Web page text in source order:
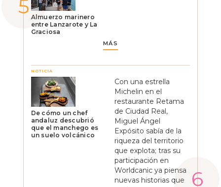
Almuerzo marinero
entre Lanzarote y La
Graciosa
MÁS
NOTICIA
De cómo un chef
andaluz descubrió
que el manchego es
un suelo volcánico
Con una estrella
Michelin en el
restaurante Retama
de Ciudad Real,
Miguel Ángel
Expósito sabía de la
riqueza del territorio
que explota; tras su
participación en
Worldcanic ya piensa
nuevas historias que